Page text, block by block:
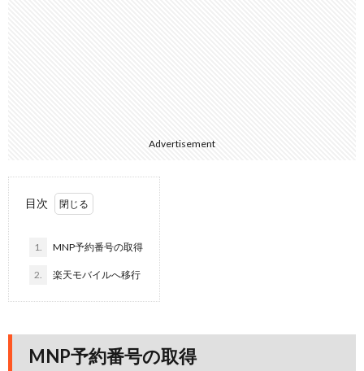
Advertisement
目次
1. MNP予約番号の取得
2. 楽天モバイルへ移行
MNP予約番号の取得